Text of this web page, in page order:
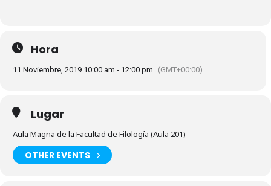
Hora
11 Noviembre, 2019 10:00 am - 12:00 pm (GMT+00:00)
Lugar
Aula Magna de la Facultad de Filología (Aula 201)
OTHER EVENTS